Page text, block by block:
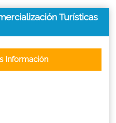
Turísticas
Información